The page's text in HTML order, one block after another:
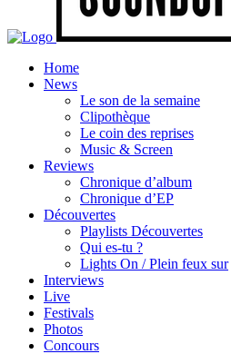
Home
News
Le son de la semaine
Clipothèque
Le coin des reprises
Music & Screen
Reviews
Chronique d’album
Chronique d’EP
Découvertes
Playlists Découvertes
Qui es-tu ?
Lights On / Plein feux sur
Interviews
Live
Festivals
Photos
Concours